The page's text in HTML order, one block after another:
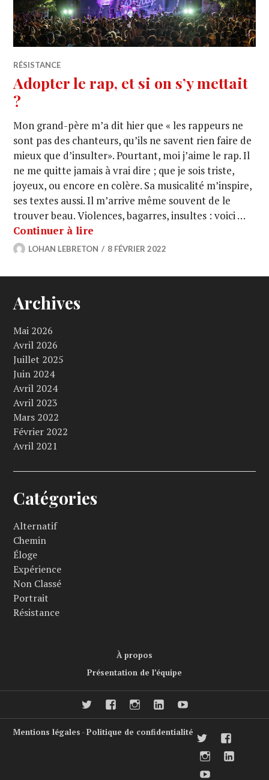
RÉSISTANCE
Adopter le rap, et si on s’y mettait
?
Mon grand-père m’a dit hier que « les rappeurs ne
sont pas des chanteurs, qu’ils ne savent rien faire de
mieux que d’insulter». Pourtant, moi j’aime le rap. Il
ne me quitte jamais à vrai dire ; que je sois triste,
joyeux, ou encore en colère. Sa musicalité m’inspire,
ses textes aussi. Il m’arrive même souvent de le
trouver beau. Violences, bagarres, insultes : voici …
Continuer à lire
LOHAN LEBRETON 8 FÉVRIER 2022
Archives
Mai 2026
Avril 2026
Juillet 2025
Juin 2024
Avril 2024
Avril 2023
Mars 2022
Février 2022
Avril 2021
Catégories
Alternatif
Chemin
Éloge
Expérience
Non Classé
Portrait
Résistance
À propos
Présentation de l’équipe
twitter facebookInstagramLinkedIn
Mentions légales -Politique de confidentialité twitter
Instagram